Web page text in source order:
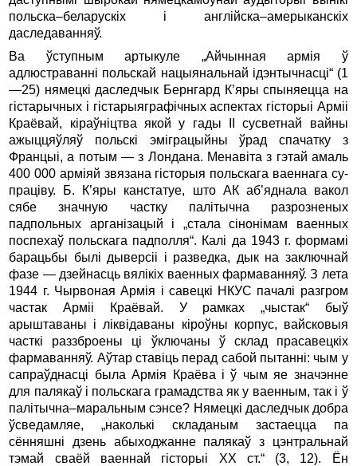
польска–беларускіх і англійска–амерыканскіх
даследаванняў.
Ва ўступным артыкуле „Айчынная армія ў
адлюстраванні польскай нацыянальнай ідэнтычнасці“ (1
—25) нямецкі даследчык Бернгард К’яры спыняецца на
гістарычных і гістарыягра­фічных аспектах гісторыі Арміі
Краёвай, кіраўніцтва якой у гады II сусветнай вайны
ажыццяўляў польскі эміграцыйны ўрад спачатку з
Францыі, а потым — з Лондана. Менавіта з гэтай амаль
400 000 арміяй звязана гісторыя польскага ваеннага су­
праціву. Б. К’яры канстатуе, што АК аб’яднала вакол
сябе значную частку палітычна разрозненых
падпольных арганізацый і „стала сінонімам ваенных
поспехаў польскага падполля“. Калі да 1943 г. формамі
барацьбы былі дыверсіі і разведка, дык на за­ключнай
фазе — дзейнасць вялікіх ваенных фармаванняў. З лета
1944 г. Чырвоная Армія і савецкі НКУС пачалі разгром
частак Арміі Краёвай. У рамках „чыстак“ быў
арыштаваны і ліквідаваны кіроўны корпус, вайсковыя
часткі раззброены ці ўключаны ў склад прасавецкіх
фармаванняў. Аўтар ставіць перад сабой пытанні: чым у
сапраўднасці была Армія Краёва і ў чым яе значэнне
для палякаў і польскага грамадства як у ваенным, так і ў
палітычна–маральным сэнсе? Нямецкі даследчык добра
ўсведамляе, „наколькі складаным за­стаецца па
сённяшні дзень абыходжанне палякаў з цэнтральнай
тэмай сваёй ваеннай гісторыі ХХ ст.“ (3, 12). Ён